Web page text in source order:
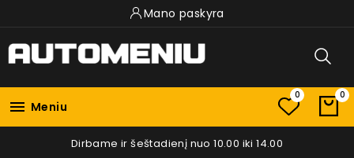
Mano paskyra
 Meniu
0 0
Dirbame ir šeštadienį nuo 10.00 iki 14.00